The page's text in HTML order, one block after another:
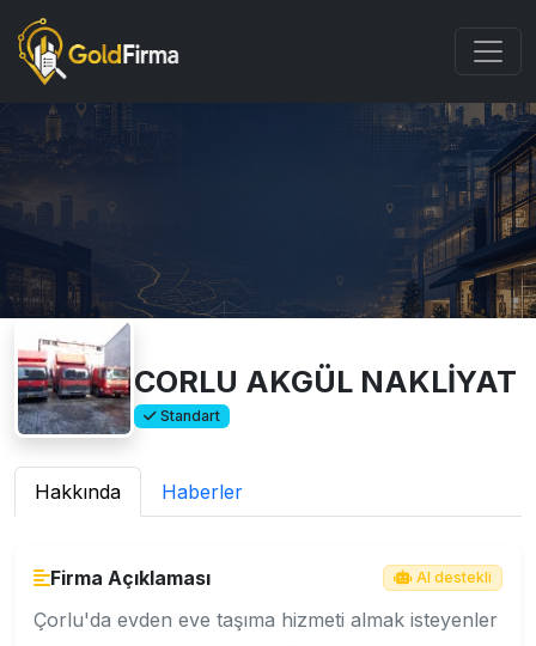
CORLU AKGÜL NAKLİYAT
Standart
Hakkında Haberler
Firma Açıklaması AI destekli
Çorlu'da evden eve taşıma hizmeti almak isteyenler